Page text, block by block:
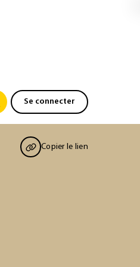
Se connecter
Copier le lien